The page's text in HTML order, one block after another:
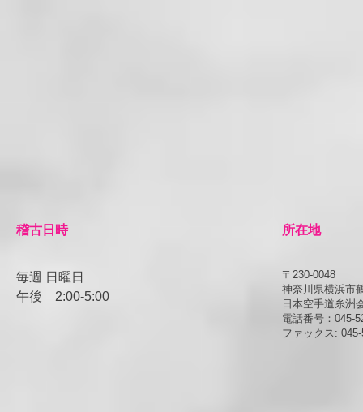
​稽古日時
毎週 日曜日
午後 ​2:00-5:00
所在地
〒230-0048
神奈川県横浜市
日本空手道糸洲
電話番号：045-
ファックス: